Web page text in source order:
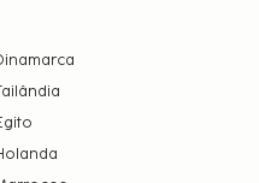
check-in sem